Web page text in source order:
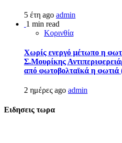
5 έτη ago admin
1 min read
Κορινθία
Χωρίς ενεργό μέτωπο η
Σ.Μουρίκης
από φωτοβολταϊκά η
2 ημέρες ago admin
Ειδησεις τωρα